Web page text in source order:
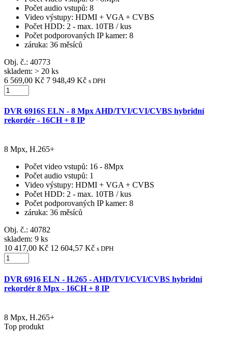
Počet audio vstupů: 8
Video výstupy: HDMI + VGA + CVBS
Počet HDD: 2 - max. 10TB / kus
Počet podporovaných IP kamer: 8
záruka: 36 měsíců
Obj. č.: 40773
skladem: > 20 ks
6 569,00 Kč 7 948,49 Kč s DPH
DVR 6916S ELN - 8 Mpx AHD/TVI/CVI/CVBS hybridní
rekordér - 16CH + 8 IP
8 Mpx, H.265+
Počet video vstupů: 16 - 8Mpx
Počet audio vstupů: 1
Video výstupy: HDMI + VGA + CVBS
Počet HDD: 2 - max. 10TB / kus
Počet podporovaných IP kamer: 8
záruka: 36 měsíců
Obj. č.: 40782
skladem: 9 ks
10 417,00 Kč 12 604,57 Kč s DPH
DVR 6916 ELN - H.265 - AHD/TVI/CVI/CVBS hybridní
rekordér 8 Mpx - 16CH + 8 IP
8 Mpx, H.265+
Top produkt